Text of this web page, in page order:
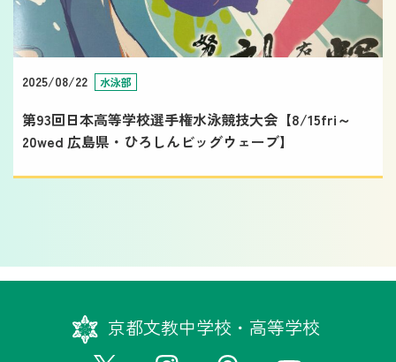
2025/08/22 水泳部
第93回日本高等学校選手権水泳競技大会【8/15fri～
20wed 広島県・ひろしんビッグウェーブ】
京都文教中学校・高等学校